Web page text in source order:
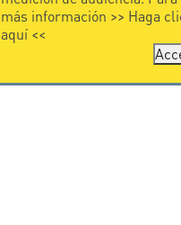
más información >> Haga
aquí<<